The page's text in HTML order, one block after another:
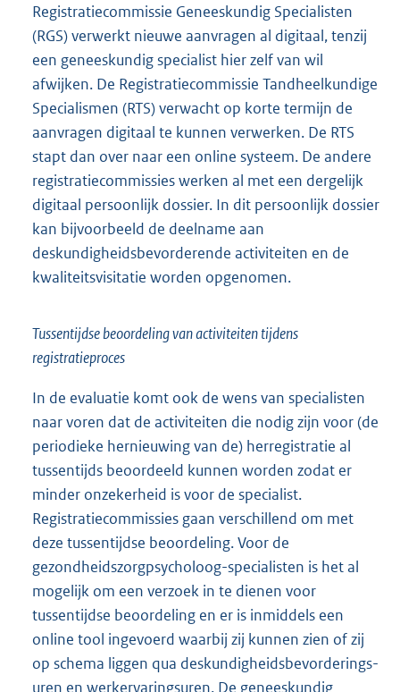
Registratiecommissie Geneeskundig Specialisten
(RGS) verwerkt nieuwe aanvragen al digitaal, tenzij
een geneeskundig specialist hier zelf van wil
afwijken. De Registratiecommissie Tandheelkundige
Specialismen (RTS) verwacht op korte termijn de
aanvragen digitaal te kunnen verwerken. De RTS
stapt dan over naar een online systeem. De andere
registratiecommissies werken al met een dergelijk
digitaal persoonlijk dossier. In dit persoonlijk dossier
kan bijvoorbeeld de deelname aan
deskundigheidsbevorderende activiteiten en de
kwaliteitsvisitatie worden opgenomen.
Tussentijdse beoordeling van activiteiten tijdens
registratieproces
In de evaluatie komt ook de wens van specialisten
naar voren dat de activiteiten die nodig zijn voor (de
periodieke hernieuwing van de) herregistratie al
tussentijds beoordeeld kunnen worden zodat er
minder onzekerheid is voor de specialist.
Registratiecommissies gaan verschillend om met
deze tussentijdse beoordeling. Voor de
gezondheidszorgpsycholoog-specialisten is het al
mogelijk om een verzoek in te dienen voor
tussentijdse beoordeling en er is inmiddels een
online tool ingevoerd waarbij zij kunnen zien of zij
op schema liggen qua deskundigheidsbevorderings-
uren en werkervaringsuren. De geneeskundig